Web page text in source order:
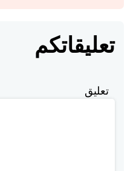
تعليقاتكم
تعليق